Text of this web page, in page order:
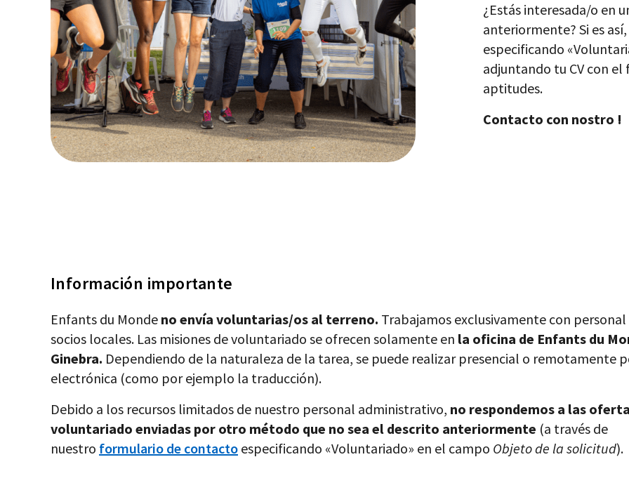
¿Estás interesada/o en
anteriormente? Si es
especificando «
adjuntando tu CVcon el
aptitudes.
Contacto con nostro !
Información importante
Enfants du Monde no envía voluntarias/os al terreno. Trabajamos exclusivamente con personal
socios locales. Las misiones de voluntariado se ofrecen solamente en la oficina de Enfants du
Ginebra. Dependiendo de la naturaleza de la tarea, se puede realizar presencial o remotamente
electrónica (como por ejemplo la traducción).
Debido a los recursos limitados de nuestro personal administrativo, no respondemos a las
voluntariado enviadas por otro método que no sea el descrito anteriormente (a través de
nuestro formulario de contacto especificando «Voluntariado» en el campo Objeto de la solicitud).